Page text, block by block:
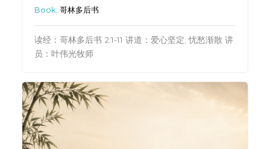
Book:哥林多后书
读经：哥林多后书 2:1-11 讲道：爱心坚定; 忧愁渐散 讲
员：叶伟光牧师